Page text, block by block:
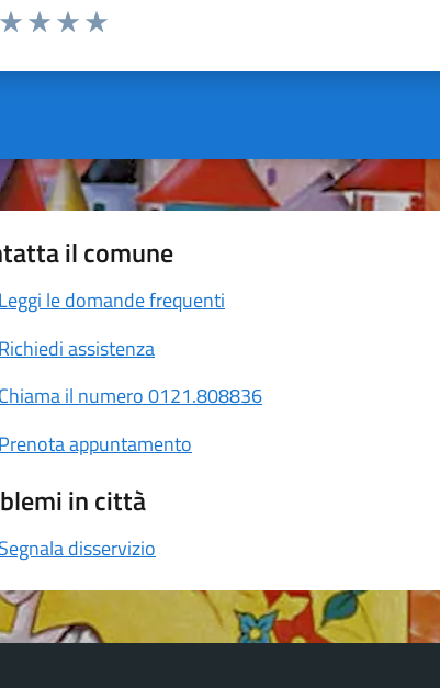
da 1 a 5 stelle la pagina
il comune
Leggi le domande frequenti
Richiedi assistenza
Chiama il numero 0121.808836
Prenota appuntamento
in città
Segnala disservizio